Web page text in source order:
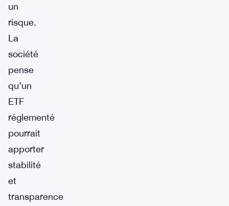
un
risque.
La
société
pense
qu’un
ETF
réglementé
pourrait
apporter
stabilité
et
transparence